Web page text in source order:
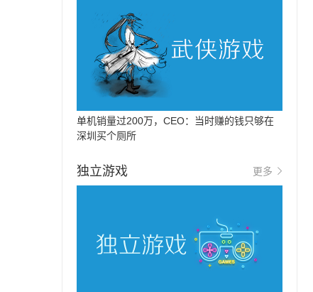
单机销量过200万，CEO：当时赚的钱只够在
深圳买个厕所
独立游戏 更多